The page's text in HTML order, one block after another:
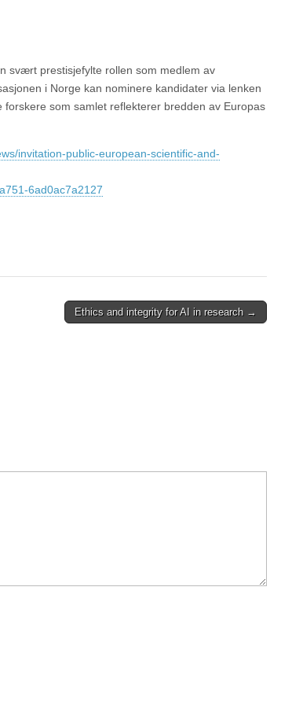
svært prestisjefylte rollen som medlem av
i Norge kan nominere kandidater via lenken
som samlet reflekterer bredden av Europas
invitation-public-european-scientific-and-
6ad0ac7a2127
Ethics and integrity for AI in research →